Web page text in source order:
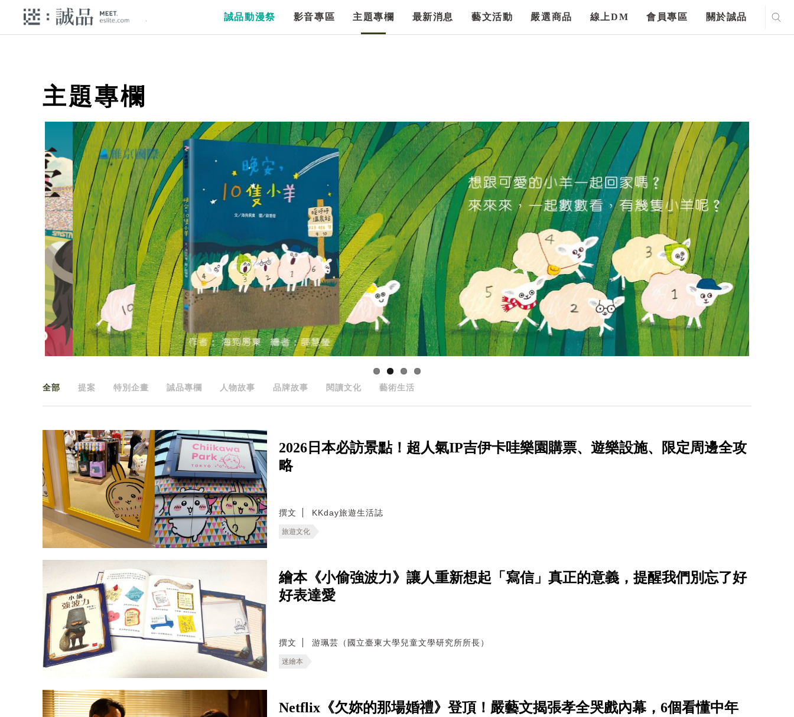
誠品動漫祭 影音專區 主題專欄 最新消息 藝文活動 嚴選商品 線上DM 會員專區 關於誠品
主題專欄
全部 提案 特別企畫 誠品專欄 人物故事 品牌故事 閱讀文化 藝術生活
2026日本必訪景點！超人氣IP吉伊卡哇樂園購票、遊樂設施、限定周邊全攻
略
撰文 KKday旅遊生活誌
旅遊文化
繪本《小偷強波力》讓人重新想起「寫信」真正的意義，提醒我們別忘了好
好表達愛
撰文 游珮芸（國立臺東大學兒童文學研究所所長）
迷繪本
Netflix《欠妳的那場婚禮》登頂！嚴藝文揭張孝全哭戲內幕，6個看懂中年